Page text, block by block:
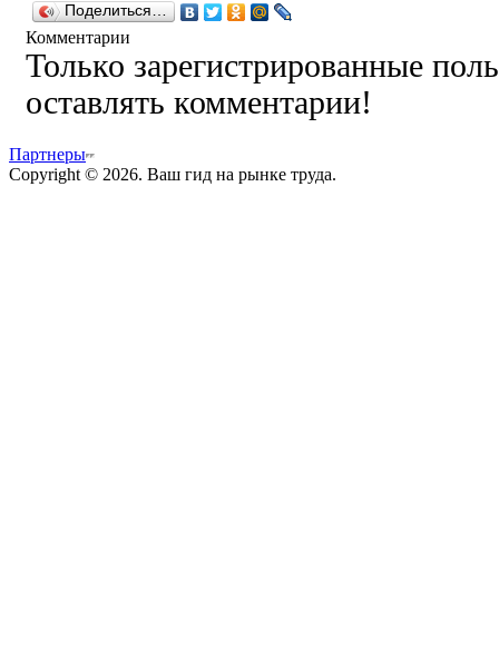
Поделиться…
Комментарии
Только зарегистрированные
оставлять комментарии!
Партнеры
Copyright © 2026. Ваш гид на рынке труда.